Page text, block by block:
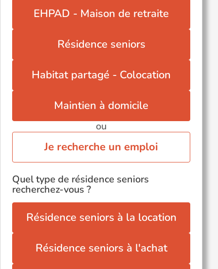
Dozulé (14430)
Pont-l'Évêque (14130)
Saint-Pierre-sur-Dives (14170)
Trouville-sur-Mer (14360)
Villers-sur-Mer (14640)
EHPAD - Maison de retraite
Résidence seniors
Habitat partagé - Colocation
Maintien à domicile
ou
Je recherche un emploi
Quel type de résidence seniors
recherchez-vous ?
Résidence seniors à la location
Résidence seniors à l'achat